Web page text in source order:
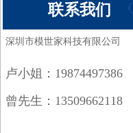
联系我们
深圳市模世家科技有限公司
卢小姐：19874497386
曾先生：13509662118